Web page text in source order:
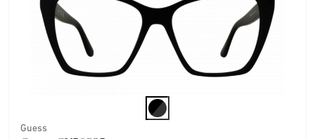
Guess